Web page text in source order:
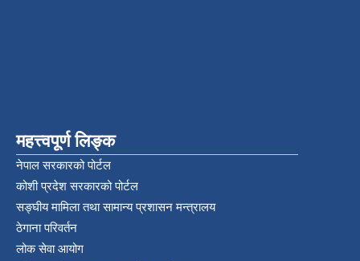
महत्त्वपूर्ण लिङ्क
नेपाल सरकारको पोर्टल
कोशी प्रदेश सरकारको पोर्टल
सङ्‍घीय मामिला तथा सामान्य प्रशासन मन्त्रालय
ठेगाना परिवर्तन
लोक सेवा आयोग